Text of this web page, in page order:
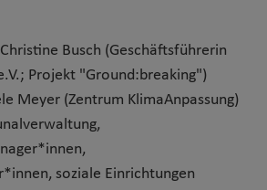
Christine Busch (Geschäftsführerin
Projekt "Ground:breaking")
Meyer (Zentrum KlimaAnpassung)
soziale Einrichtungen